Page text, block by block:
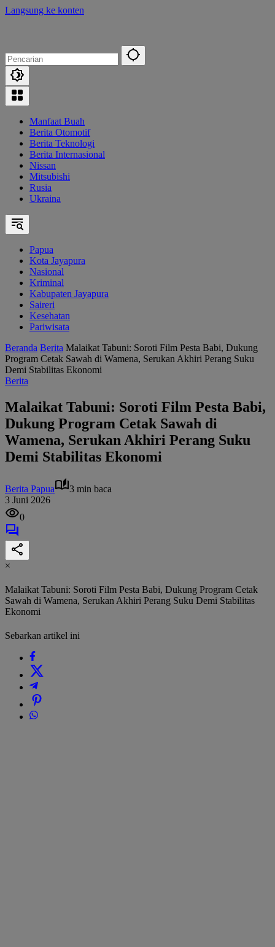
Langsung ke konten
Manfaat Buah
Berita Otomotif
Berita Teknologi
Berita Internasional
Nissan
Mitsubishi
Rusia
Ukraina
Papua
Kota Jayapura
Nasional
Kriminal
Kabupaten Jayapura
Saireri
Kesehatan
Pariwisata
Beranda Berita Malaikat Tabuni: Soroti Film Pesta Babi, Dukung
Program Cetak Sawah di Wamena, Serukan Akhiri Perang Suku
Demi Stabilitas Ekonomi
Berita
Malaikat Tabuni: Soroti Film Pesta Babi,
Dukung Program Cetak Sawah di
Wamena, Serukan Akhiri Perang Suku
Demi Stabilitas Ekonomi
Berita Papua
3 min baca
3 Juni 2026
0
×
Malaikat Tabuni: Soroti Film Pesta Babi, Dukung Program Cetak
Sawah di Wamena, Serukan Akhiri Perang Suku Demi Stabilitas
Ekonomi
Sebarkan artikel ini